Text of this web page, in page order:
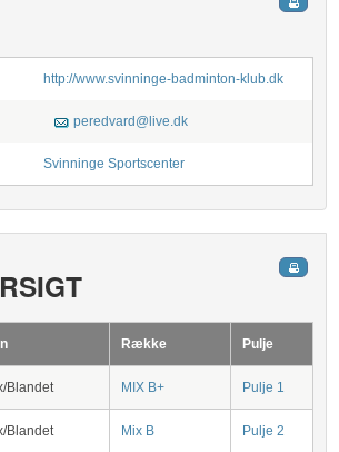
http://www.svinninge-badminton-klub.dk
peredvard@live.dk
Svinninge Sportscenter
Række Pulje
Blandet MIX B+ Pulje 1
Blandet Mix B Pulje 2